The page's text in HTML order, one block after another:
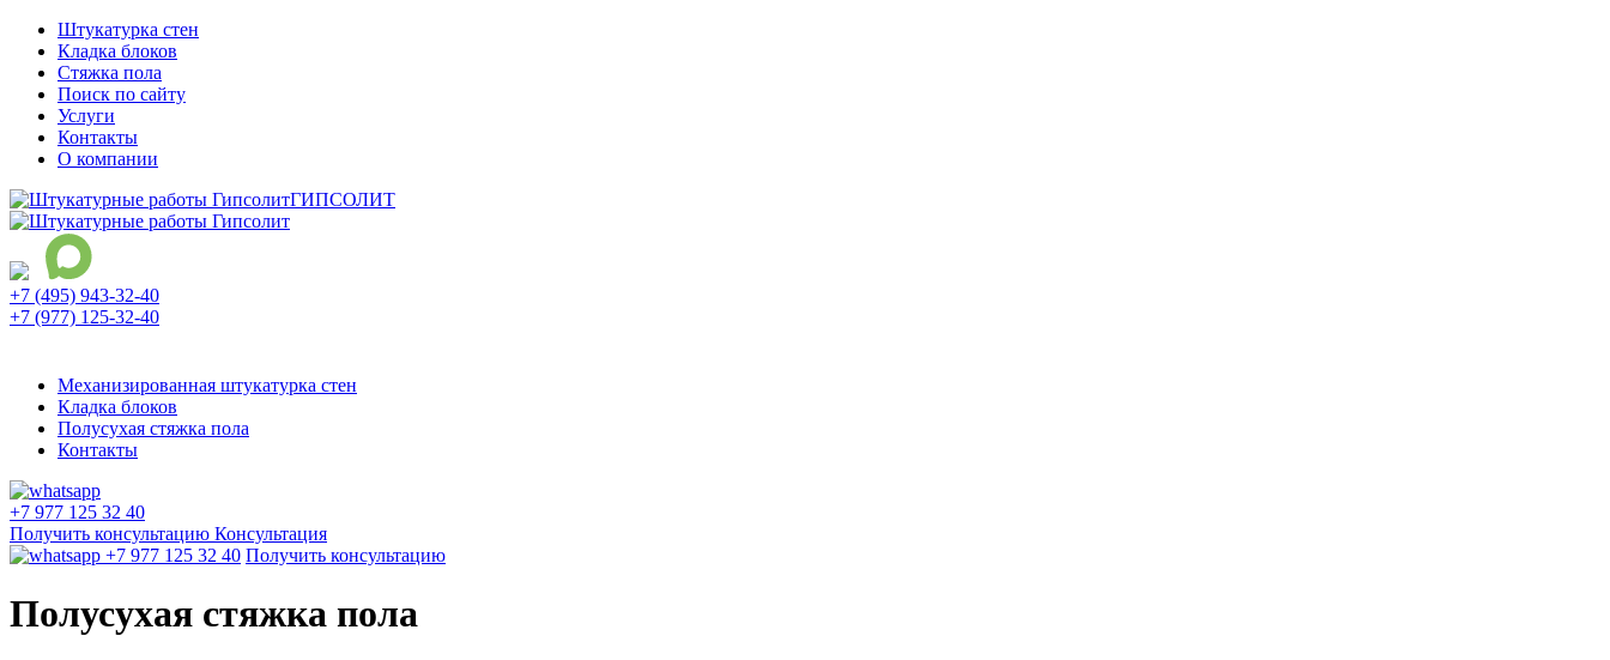
Штукатурка стен
Кладка блоков
Стяжка пола
Поиск по сайту
Услуги
Контакты
О компании
ГИПСОЛИТ
+7 (495) 943-32-40
+7 (977) 125-32-40
Механизированная штукатурка стен
Кладка блоков
Полусухая стяжка пола
Контакты
+7 977 125 32 40
Получить консультацию Консультация
+7 977 125 32 40 Получить консультацию
Полусухая стяжка пола